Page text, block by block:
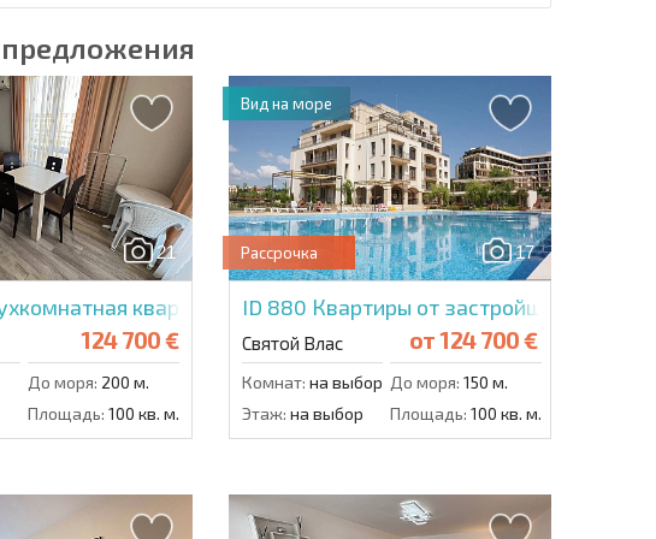
21
квартира в Соренто Соле Маре
124 700 €
До моря: 200 м.
Площадь: 100 кв. м.
17
Рассрочка
ID 880 Квартиры от застройщика в
Святой Влас от124 700 €
Комнат: на выбор До моря: 150 м.
Этаж: на выбор Площадь: 100 кв. м.
Вид на море